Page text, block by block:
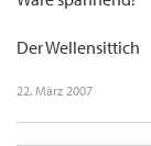
Der Wellensittich
22. März 2007